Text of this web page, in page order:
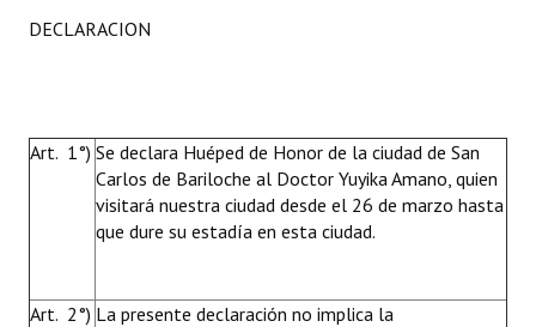
DECLARACION
Art. 1°) Se declara Huéped de Honor de la ciudad de San
Carlos de Bariloche al Doctor Yuyika Amano, quien
visitará nuestra ciudad desde el 26 de marzo hasta
que dure su estadía en esta ciudad.
Art. 2°) La presente declaración no implica la